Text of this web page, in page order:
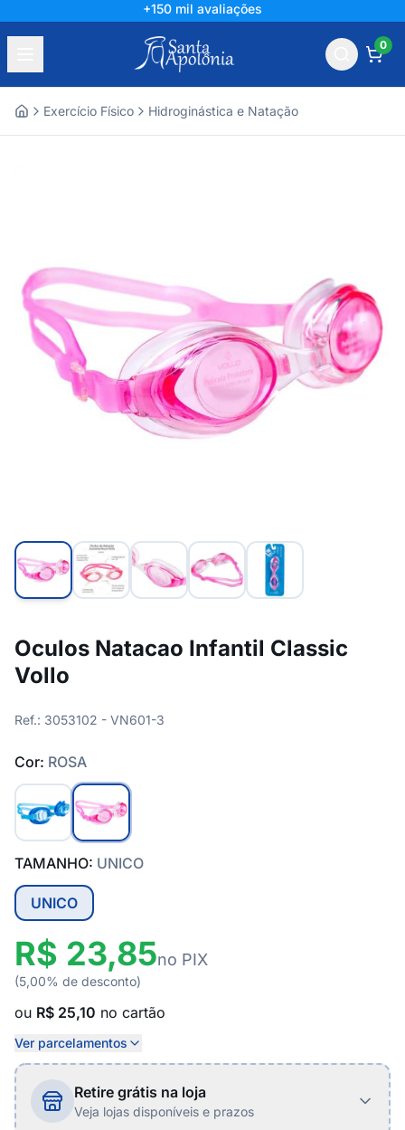
+150 mil avaliações
0
Exercício Físico Hidroginástica e Natação
Oculos Natacao Infantil Classic
Vollo
Ref.: 3053102 - VN601-3
Cor: ROSA
TAMANHO: UNICO
UNICO
R$ 23,85no PIX
(5,00% de desconto)
ou R$ 25,10 no cartão
Ver parcelamentos
Retire grátis na loja
Veja lojas disponíveis e prazos